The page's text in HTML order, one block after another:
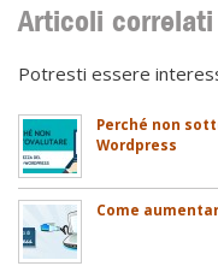
Articoli correlati
Potresti essere
Perché non
Wordpress
Come